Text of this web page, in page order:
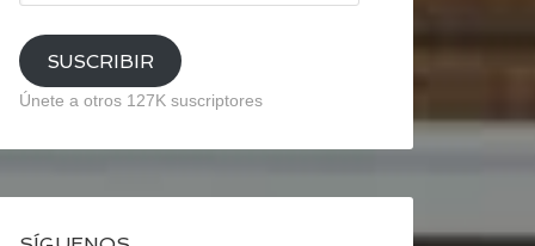
email
SUSCRIBIR
Únete a otros 127K suscriptores